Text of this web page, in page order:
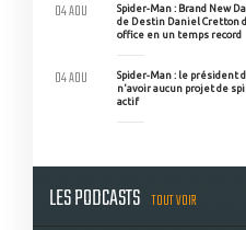
Spider-Man : Brand New
de Destin Daniel Cretton
office en un temps record
04 AOU
Spider-Man : le président
n'avoir aucun projet de
actif
04 AOU
LES PODCASTS TOUT VOIR